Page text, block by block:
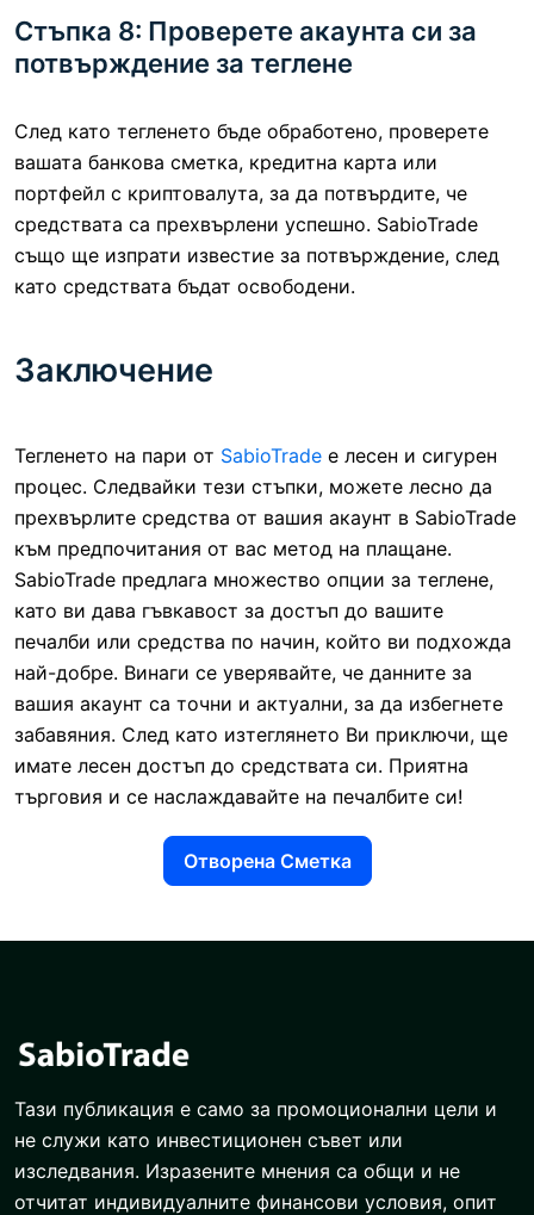
Стъпка 8: Проверете акаунта си за
потвърждение за теглене
След като тегленето бъде обработено, проверете
вашата банкова сметка, кредитна карта или
портфейл с криптовалута, за да потвърдите, че
средствата са прехвърлени успешно. SabioTrade
също ще изпрати известие за потвърждение, след
като средствата бъдат освободени.
Заключение
Тегленето на пари от SabioTrade е лесен и сигурен
процес. Следвайки тези стъпки, можете лесно да
прехвърлите средства от вашия акаунт в SabioTrade
към предпочитания от вас метод на плащане.
SabioTrade предлага множество опции за теглене,
като ви дава гъвкавост за достъп до вашите
печалби или средства по начин, който ви подхожда
най-добре. Винаги се уверявайте, че данните за
вашия акаунт са точни и актуални, за да избегнете
забавяния. След като изтеглянето Ви приключи, ще
имате лесен достъп до средствата си. Приятна
търговия и се наслаждавайте на печалбите си!
Отворена Сметка
Тази публикация е само за промоционални цели и
не служи като инвестиционен съвет или
изследвания. Изразените мнения са общи и не
отчитат индивидуалните финансови условия, опит